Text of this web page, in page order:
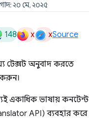
২০ মে, ২০২৫
148 x xSource
টেক্সট অনুবাদ করতে
করুন।
একাধিক ভাষায় কনটেন্ট
API) ব্যবহার করে